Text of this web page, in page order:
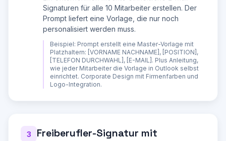
GmbH und UG (haftungsbeschraenkt):
- Vollständige Firma laut Handelsregister
- Sitz der Gesellschaft
(z.B. AG Muenchen, HRB 123456)
- Name ALLER Geschäftsführer
- Bei UG zusaetzlich: "haftungsbeschraenkt"
oder "(haftungsbeschränkt)" im Firmennamen
Einzelunternehmen (eingetragen, e.K.):
- Inhaber/in
Freiberufler und nicht eingetragene
Signaturen für alle 10 Mitarbeiter erstellen. Der
Prompt liefert eine Vorlage, die nur noch
personalisiert werden muss.
Beispiel: Prompt erstellt eine Master-Vorlage mit
Platzhaltern: [VORNAME NACHNAME], [POSITION],
[TELEFON DURCHWAHL], [E-MAIL]. Plus Anleitung,
wie jeder Mitarbeiter die Vorlage in Outlook selbst
einrichtet. Corporate Design mit Firmenfarben und
Logo-Integration.
3
Freiberufler-Signatur mit